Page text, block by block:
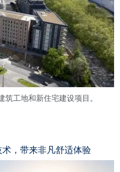
工地和新住宅建设项目。
，带来非凡舒适体验